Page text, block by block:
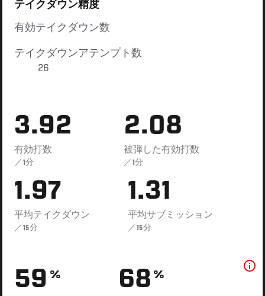
テイクダウン精度
有効テイクダウン数
テイクダウンアテンプト数
26
3.92
有効打数
／1分
2.08
被弾した有効打数
／1分
1.97
平均テイクダウン
／15分
1.31
平均サブミッション
／15分
59 % 68 %